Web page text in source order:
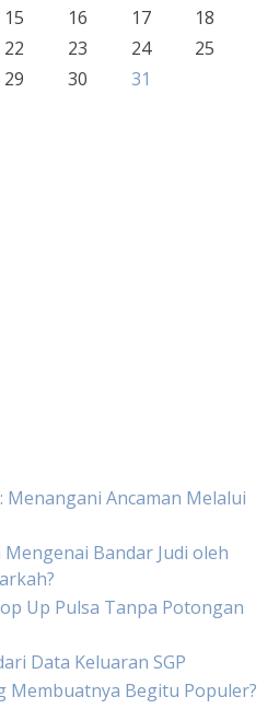
15 16 17
18
22 23 24
25
29 30 31
Menangani Ancaman Melalui
Bandar Judi oleh
Up Pulsa Tanpa Potongan
Data Keluaran SGP
Membuatnya Begitu Populer?